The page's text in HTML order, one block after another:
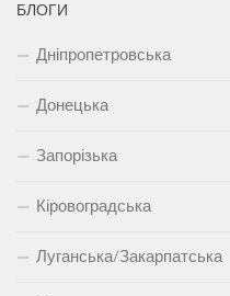
БЛОГИ
Дніпропетровська
Донецька
Запорізька
Кіровоградська
Луганська/Закарпатська